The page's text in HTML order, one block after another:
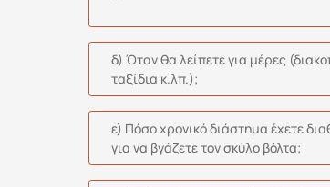
δ) Όταν θα λείπετε για μέρες
ταξίδια κ.λπ.);
ε) Πόσο χρονικό διάστημα έχετε
για να βγάζετε τον σκύλο βόλτα;